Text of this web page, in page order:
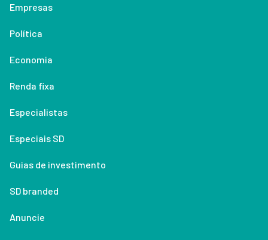
Empresas
Política
Economia
Renda fixa
Especialistas
Especiais SD
Guias de investimento
SD branded
Anuncie